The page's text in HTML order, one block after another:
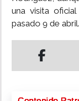
una visita
pasado 9 de abril.